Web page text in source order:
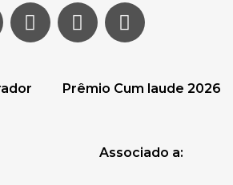
Prêmio Cum laude 2026
Associado a: